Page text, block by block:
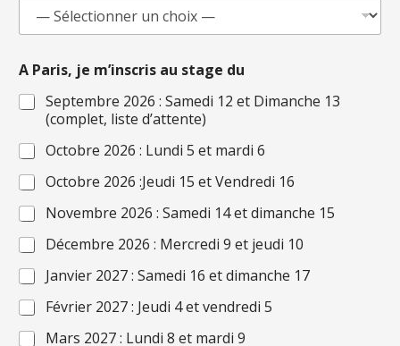
A Paris, je m’inscris au stage du
Septembre 2026 : Samedi 12 et Dimanche 13
(complet, liste d’attente)
Octobre 2026 : Lundi 5 et mardi 6
Octobre 2026 :Jeudi 15 et Vendredi 16
Novembre 2026 : Samedi 14 et dimanche 15
Décembre 2026 : Mercredi 9 et jeudi 10
Janvier 2027 : Samedi 16 et dimanche 17
Février 2027 : Jeudi 4 et vendredi 5
Mars 2027 : Lundi 8 et mardi 9